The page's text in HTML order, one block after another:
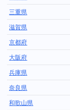
三重県
滋賀県
京都府
大阪府
兵庫県
奈良県
和歌山県